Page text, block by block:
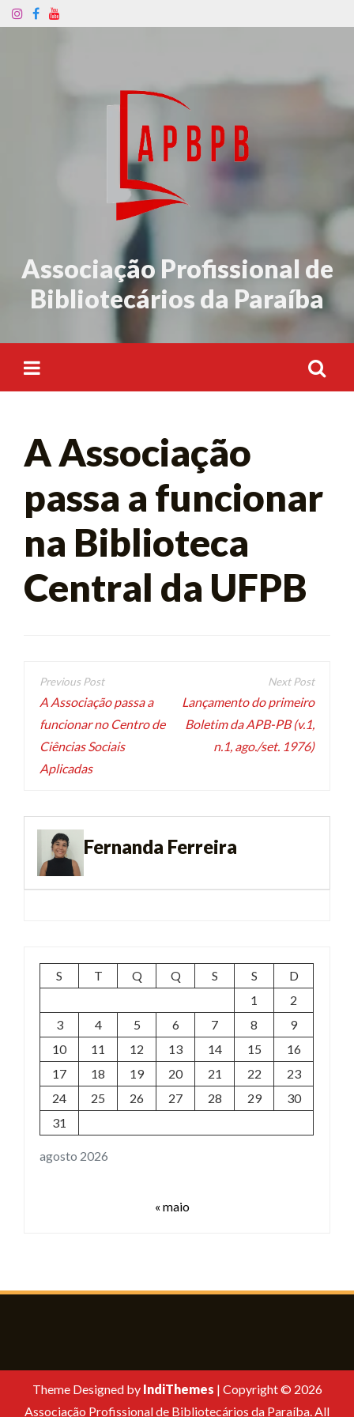
Associação Profissional de
Bibliotecários da Paraíba
A Associação
passa a funcionar
na Biblioteca
Central da UFPB
A Associação passa a
funcionar no Centro de
Ciências Sociais
Aplicadas
Lançamento do primeiro
Boletim da APB-PB (v.1,
n.1, ago./set. 1976)
Fernanda Ferreira
agosto 2026
S T Q Q S S
D
1
2
3
4 5 6 7 8
9
10
11 12 13 14 15
16
17
18 19 20 21 22
23
24
25 26 27 28 29
30
31
« maio
Theme Designed by IndiThemes | Copyright © 2026
Associação Profissional de Bibliotecários da Paraíba. All